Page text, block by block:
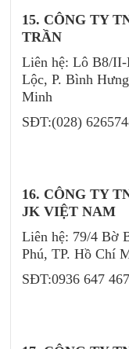
15. CÔNG TY
TRẦN
Liên hệ: Lô B8/
Lộc, P. Bình
Minh
SĐT:(028)
16. CÔNG TY
JK VIỆT NAM
Liên hệ: 79/4 Bờ
Phú, TP. Hồ Chí
SĐT:0936 647